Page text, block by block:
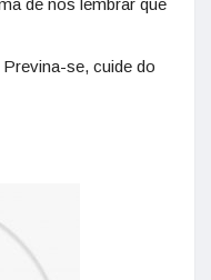
de nos lembrar que
se, cuide do